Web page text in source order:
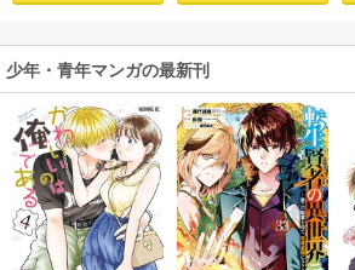
少年・青年マンガの最新刊